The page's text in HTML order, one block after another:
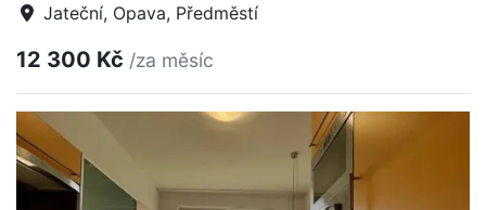
Jateční, Opava, Předměstí
12 300 Kč /za měsíc